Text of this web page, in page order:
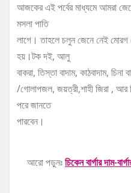
আজকের এই পর্বের মাধ্যমে আমরা
মসলা পাতি
লাগে। তাহলে চলুন জেনে নেই
হয়।টক দই, আলু
বাকরা, তিস্তা বাদাম, কাঠবাদাম,
/গোলাপজল, জয়ত্রী,শাহী জিরা ,
পরে জানতে
পারবেন।
আরো পড়ুনঃচিকেন বার্গার দাম-